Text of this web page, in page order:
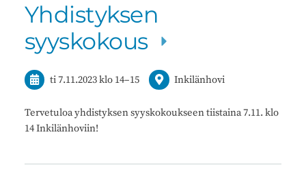
Yhdistyksen
syyskokous
ti 7.11.2023klo 14–15 Inkilänhovi
Tervetuloa yhdistyksen syyskokoukseen tiistaina 7.11. klo
14 Inkilänhoviin!